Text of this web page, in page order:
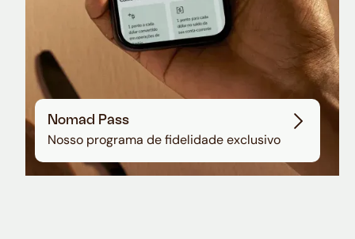
Nomad Pass
Nosso programa de fidelidade exclusivo